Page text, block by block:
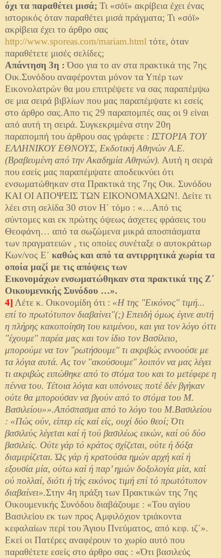
όχι τα παραθέτει μισά; Τι «σόϊ» ακρίβεια έχει ένας
ιστορικός όταν παραθέτει μισά πράγματα; Τι «σόϊ»
ακρίβεια έχει το άρθρο σας
http://www.sporeas.com/mariam.html τότε, όταν
παραθέτετε μισές σελίδες;
Απάντηση 3η : Όσο για το αν στα πρακτικά της 7ης
Οικ.Συνόδου αναφέρονται μόνον τα Υπέρ των
Εικονολατρών θα μου επιτρέψετε να σας παραπέμψω
σε μια σειρά βιβλίων που μας παραπέμψατε κι εσείς
στο άρθρο σας.Απο τις 29 παραπομπές σας οι 9 είναι
από αυτή τη σειρά. Συγκεκριμένα στην 20η
παραπομπή του άρθρου σας γράφετε : ΙΣΤΟΡΙΑ ΤΟΥ
ΕΛΛΗΝΙΚΟΥ ΕΘΝΟΥΣ, Εκδοτική Αθηνών Α.Ε.
(Βραβευμένη από την Ακαδημία Αθηνών). Αυτή η σειρά
που εσείς μας παραπέμψατε αποδεικνύει ότι
ενσωματώθηκαν στα Πρακτικά της 7ης Οικ. Συνόδου
ΚΑΙ ΟΙ ΑΠΟΨΕΙΣ ΤΩΝ ΕΙΚΟΝΟΜΑΧΩΝ!. Δείτε τι
λέει στη σελίδα 30 στον Η΄ τόμο : «…Από τις
σύντομες και εκ πρώτης όψεως άσχετες φράσεις του
Θεοφάνη… από τα σωζώμενα μικρά αποσπάσματα
των πραγματειών , τις οποίες συνέταξε ο αυτοκράτωρ
Κων/νος Ε΄ καθώς και από τα αντιρρητικά χωρία τα
οποία μαζί με τις απόψεις των
Εικονομάχων ενσωματώθηκαν στα πρακτικά της Ζ΄
Οικουμενικής Συνόδου …».
4] Λέτε κ. Οικονομίδη ότι : «Η της "Εικόνος" τιμή...
επί το πρωτότυπον διαβαίνει"(;) Επειδή όμως έγινε αυτή
η πλήρης κακοποίηση του κειμένου, και για τον λόγο όττι
"έχουμε" παρέα μας και τον ίδιο τον Βασίλειο,
μπορούμε να τον "ρωτήσουμε" τι ακριβώς εννοούσε με
τα λόγια αυτά. Ας τον "ακούσουμε" λοιπόν να μας λέγει
τι ακριβώς ειπώθηκε από το στόμα του και το μετέφερε η
πέννα του. Τέτοια λόγια και υπόνοιες ποτέ δέν βγήκαν
ούτε θα μπορούσαν να βγούν από το στόμα του Μ.
Βασιλείου»».Απόσπασμα από το λόγο του Μ.Βασιλείου
: «Πώς ούν, είπερ είς καί είς, ουχί δύο θεοί; Ότι
βασιλεύς λέγεται καί ή τού βασιλέως εικών, καί ού δύο
βασιλείς. Ούτε γάρ τό κράτος σχίζεται, ούτε ή δόξα
διαμερίζεται. Ώς γάρ ή κρατούσα ημών αρχή καί ή
εξουσία μία, ούτω καί ή παρ’ ημών δοξολογία μία, καί
ού πολλαί, διότι ή τής εικόνος τιμή επί τό πρωτότυπον
διαβαίνει».Στην 4η πράξη των Πρακτικών της 7ης
Οικουμενικής Συνόδου διαβάζουμε : «Του αγίου
Βασιλείου εκ των προς Αμφιλόχιον τριάκοντα
κεφαλαίων περί του Άγιου Πνεύματος, από κεφ. ιζ΄».
Εκεί οι Πατέρες αναφέρουν το χωρίο αυτό που
παραθέτετε εσείς στο άρθρο σας : «Ότι βασιλεύς